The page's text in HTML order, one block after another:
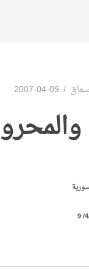
2007-04-09